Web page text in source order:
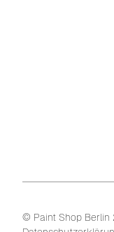
© Paint Shop Berlin